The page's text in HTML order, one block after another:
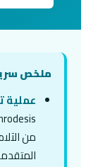
ملخص
عملية
من